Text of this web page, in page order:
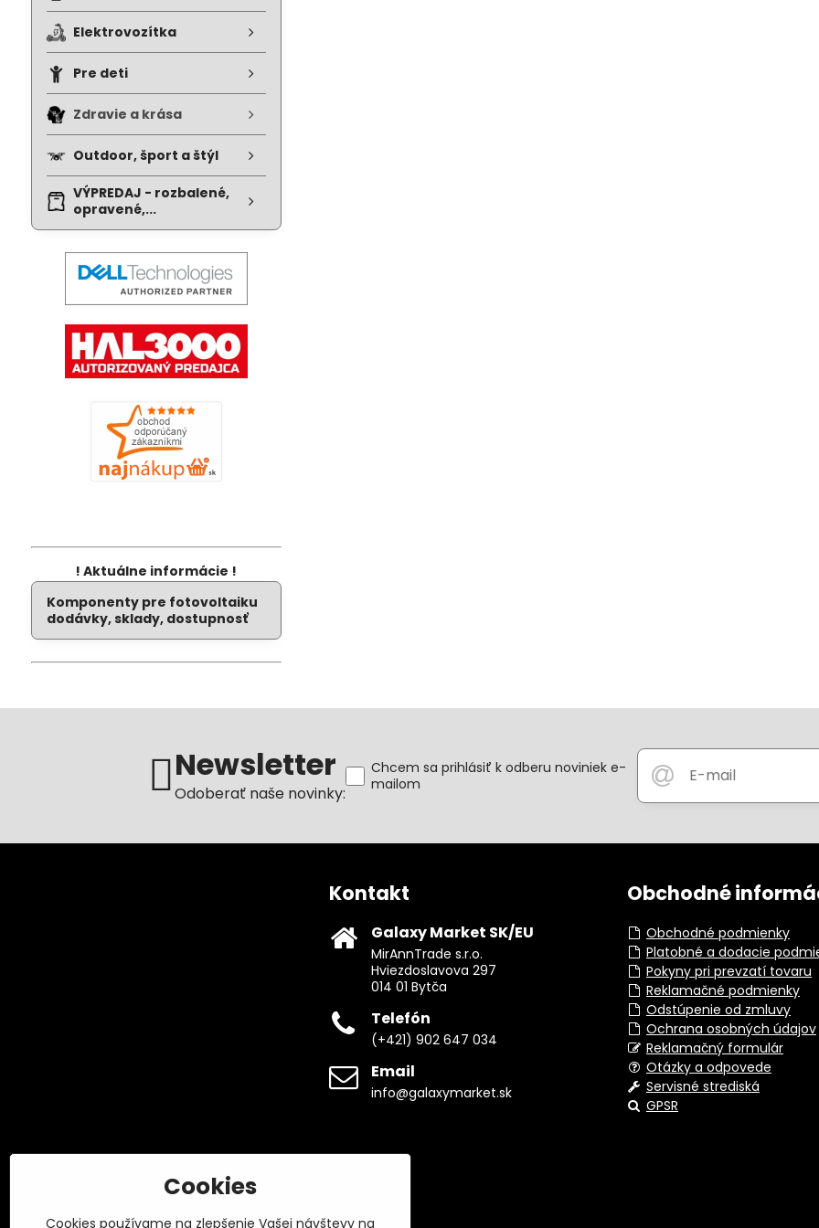
Elektrovozítka
Pre deti
Zdravie a krása
Outdoor, šport a štýl
VÝPREDAJ - rozbalené,
opravené,...
! Aktuálne informácie !
Komponenty pre fotovoltaiku
dodávky, sklady, dostupnosť
Newsletter
Odoberať naše novinky:
Chcem sa prihlásiť k odberu noviniek e-
mailom
Kontakt
Galaxy Market SK/EU
MirAnnTrade s.r.o.
Hviezdoslavova 297
014 01 Bytča
Telefón
(+421) 902 647 034
Email
info@galaxymarket.sk
Obchodné
Obchodné podmienky
Platobné a dodacie
Pokyny pri prevzatí tovaru
Reklamačné podmienky
Odstúpenie od zmluvy
Ochrana osobných údajov
Reklamačný formulár
Otázky a odpovede
Servisné strediská
GPSR
Cookies
Cookies používame na zlepšenie Vašej návštevy na